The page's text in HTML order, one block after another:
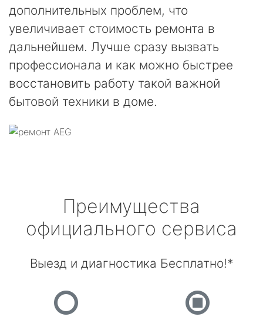
дополнительных проблем, что
увеличивает стоимость ремонта в
дальнейшем. Лучше сразу вызвать
профессионала и как можно быстрее
восстановить работу такой важной
бытовой техники в доме.
Преимущества
официального сервиса
Выезд и диагностика Бесплатно!*